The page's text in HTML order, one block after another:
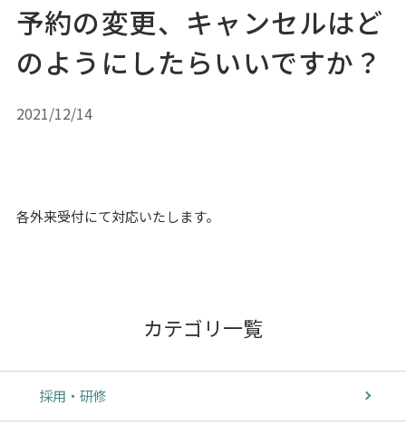
カテゴリ一覧
採用・研修
予約の変更、キャンセルはど
のようにしたらいいですか？
2021/12/14
各外来受付にて対応いたします。